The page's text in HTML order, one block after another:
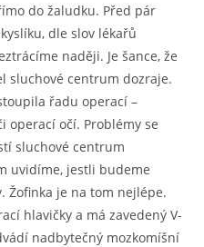
do žaludku. Před pár
dle slov lékařů
naději. Je šance, že
sluchové centrum dozraje.
řadu operací –
očí. Problémy se
sluchové centrum
uvidíme, jestli budeme
Žofinka je na tom nejlépe.
hlavičky a má zavedený V-
nadbytečný mozkomíšní